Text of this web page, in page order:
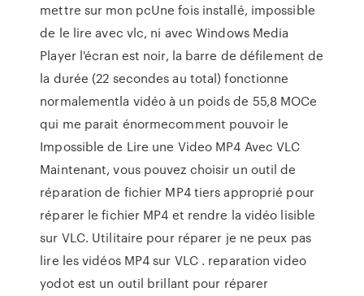
mettre sur mon pcUne fois installé, impossible
de le lire avec vlc, ni avec Windows Media
Player l'écran est noir, la barre de défilement de
la durée (22 secondes au total) fonctionne
normalementla vidéo à un poids de 55,8 MOCe
qui me parait énormecomment pouvoir le
Impossible de Lire une Video MP4 Avec VLC
Maintenant, vous pouvez choisir un outil de
réparation de fichier MP4 tiers approprié pour
réparer le fichier MP4 et rendre la vidéo lisible
sur VLC. Utilitaire pour réparer je ne peux pas
lire les vidéos MP4 sur VLC . reparation video
yodot est un outil brillant pour réparer